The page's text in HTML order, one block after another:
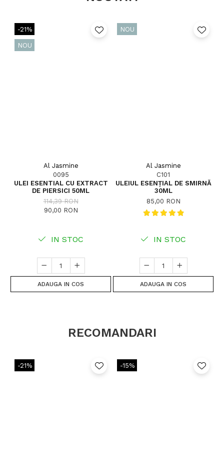
-21%
NOU
Al Jasmine
0095
ULEI ESENTIAL CU EXTRACT
DE PIERSICI 50ML
114,39 RON
90,00 RON
IN STOC
ADAUGA IN COS
NOU
Al Jasmine
C101
ULEIUL ESENȚIAL DE SMIRNĂ
30ML
85,00 RON
IN STOC
ADAUGA IN COS
RECOMANDARI
-21% -15%